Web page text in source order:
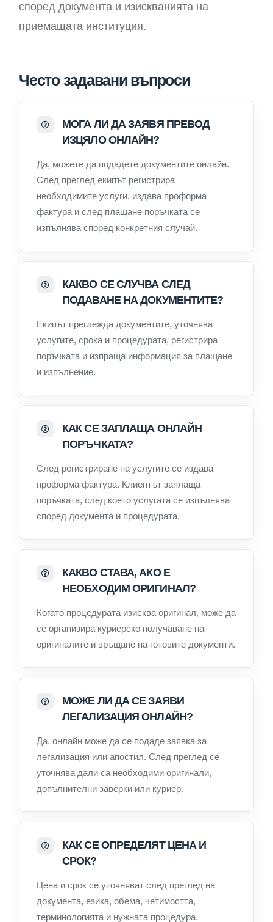
според документа и изискванията на
приемащата институция.
Често задавани въпроси
МОГА ЛИ ДА ЗАЯВЯ ПРЕВОД
ИЗЦЯЛО ОНЛАЙН?
Да, можете да подадете документите онлайн.
След преглед екипът регистрира
необходимите услуги, издава проформа
фактура и след плащане поръчката се
изпълнява според конкретния случай.
КАКВО СЕ СЛУЧВА СЛЕД
ПОДАВАНЕ НА ДОКУМЕНТИТЕ?
Екипът преглежда документите, уточнява
услугите, срока и процедурата, регистрира
поръчката и изпраща информация за плащане
и изпълнение.
КАК СЕ ЗАПЛАЩА ОНЛАЙН
ПОРЪЧКАТА?
След регистриране на услугите се издава
проформа фактура. Клиентът заплаща
поръчката, след което услугата се изпълнява
според документа и процедурата.
КАКВО СТАВА, АКО Е
НЕОБХОДИМ ОРИГИНАЛ?
Когато процедурата изисква оригинал, може да
се организира куриерско получаване на
оригиналите и връщане на готовите документи.
МОЖЕ ЛИ ДА СЕ ЗАЯВИ
ЛЕГАЛИЗАЦИЯ ОНЛАЙН?
Да, онлайн може да се подаде заявка за
легализация или апостил. След преглед се
уточнява дали са необходими оригинали,
допълнителни заверки или куриер.
КАК СЕ ОПРЕДЕЛЯТ ЦЕНА И
СРОК?
Цена и срок се уточняват след преглед на
документа, езика, обема, четимостта,
терминологията и нужната процедура.